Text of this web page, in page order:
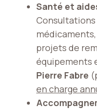
Santé et
projets de
équipements
Pierre Fabre
en charge